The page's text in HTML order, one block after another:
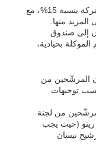
ستحتفظ نيسان ومجموعة رينو بالأسهم المشتركة بنسبة 15%، مع
المزيد منها.
نيسان إلى صندوق
بحيادية،
المرشّحين من
توجيهات
من لجنة
(حيث يجب
نيسان